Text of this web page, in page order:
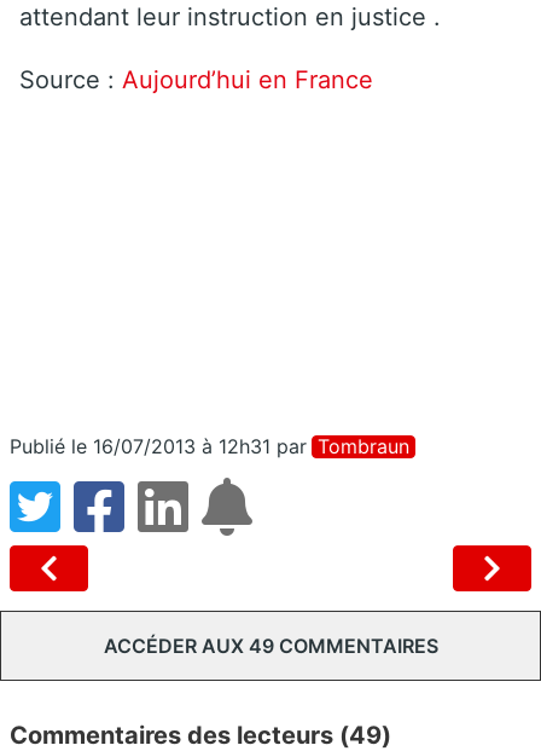
attendant leur instruction en justice .
Source : Aujourd’hui en France
Publié le 16/07/2013 à 12h31 par Tombraun
ACCÉDER AUX 49 COMMENTAIRES
Commentaires des lecteurs (49)